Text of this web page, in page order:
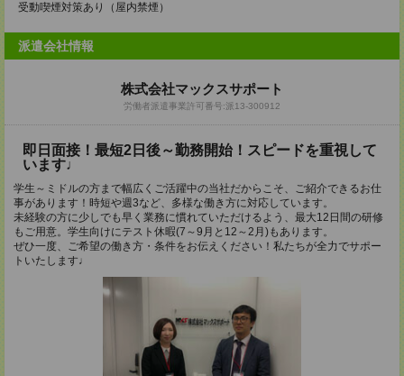
受動喫煙対策あり（屋内禁煙）
派遣会社情報
株式会社マックスサポート
労働者派遣事業許可番号:派13-300912
即日面接！最短2日後～勤務開始！スピードを重視して
います♩
学生～ミドルの方まで幅広くご活躍中の当社だからこそ、ご紹介できるお仕
事があります！時短や週3など、多様な働き方に対応しています。
未経験の方に少しでも早く業務に慣れていただけるよう、最大12日間の研修
もご用意。学生向けにテスト休暇(7～9月と12～2月)もあります。
ぜひ一度、ご希望の働き方・条件をお伝えください！私たちが全力でサポー
トいたします♩